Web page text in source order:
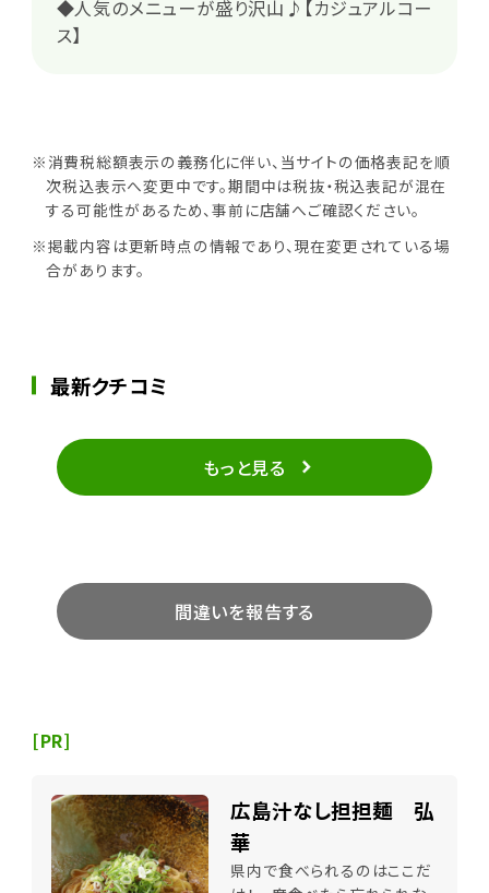
◆人気のメニューが盛り沢山♪【カジュアルコー
ス】
※消費税総額表示の義務化に伴い、当サイトの価格表記を順
次税込表示へ変更中です。期間中は税抜・税込表記が混在
する可能性があるため、事前に店舗へご確認ください。
※掲載内容は更新時点の情報であり、現在変更されている場
合があります。
最新クチコミ
もっと見る
間違いを報告する
[PR]
広島汁なし担担麺 弘
華
県内で食べられるのはここだ